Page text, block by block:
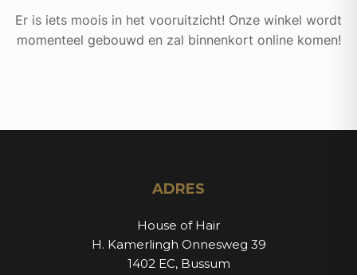
Er is iets moois in het vooruitzicht! Onze winkel wordt
momenteel gebouwd en zal binnenkort online komen!
ADRES
House of Hair
H. Kamerlingh Onnesweg 39
1402 EC, Bussum